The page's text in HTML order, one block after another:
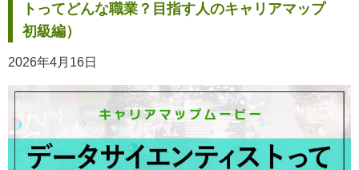
トってどんな職業？目指す人のキャリアマップ
初級編）
2026年4月16日